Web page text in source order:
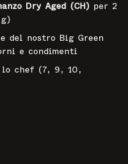
Dry Aged (CH) per 2
del nostro Big Green
e condimenti
lo chef (7, 9, 10,